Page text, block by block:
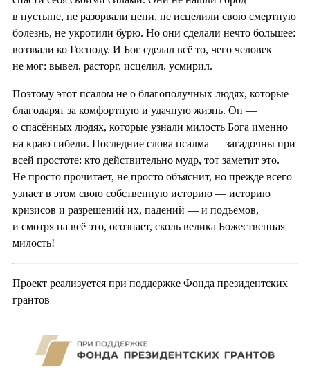
в пустыне, не разорвали цепи, не исцелили свою смертную
болезнь, не укротили бурю. Но они сделали нечто большее:
воззвали ко Господу. И Бог сделал всё то, чего человек
не мог: вывел, расторг, исцелил, усмирил.
Поэтому этот псалом не о благополучных людях, которые
благодарят за комфортную и удачную жизнь. Он —
о спасённых людях, которые узнали милость Бога именно
на краю гибели. Последние слова псалма — загадочны при
всей простоте: кто действительно мудр, тот заметит это.
Не просто прочитает, не просто объяснит, но прежде всего
узнает в этом свою собственную историю — историю
кризисов и разрешений их, падений — и подъёмов,
и смотря на всё это, осознает, сколь велика Божественная
милость!
Проект реализуется при поддержке Фонда президентских
грантов